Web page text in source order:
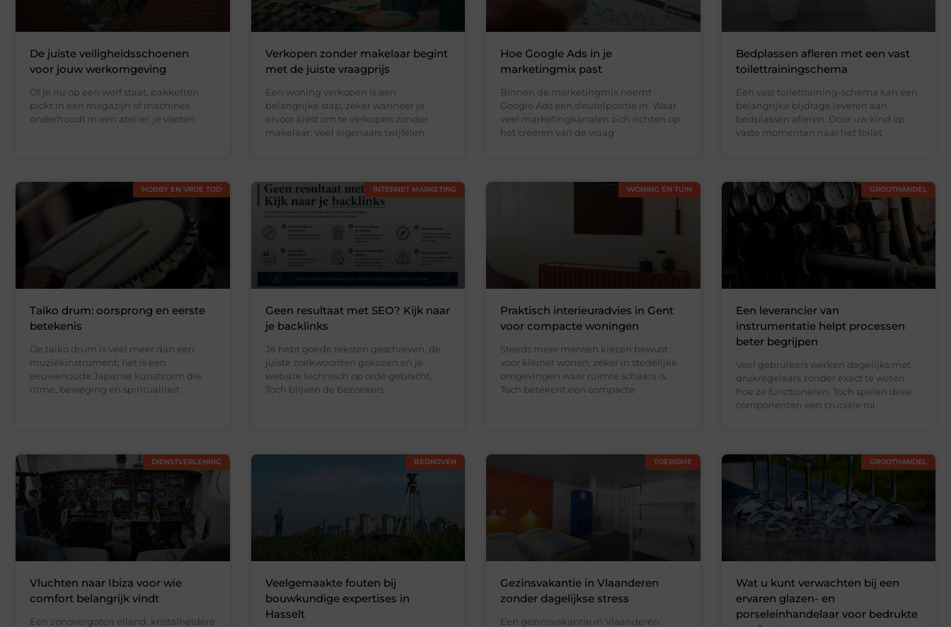
De juiste veiligheidsschoenen
voor jouw werkomgeving
Of je nu op een werf staat, pakketten
pickt in een magazijn of machines
onderhoudt in een atelier: je voeten
Verkopen zonder makelaar begint
met de juiste vraagprijs
Een woning verkopen is een
belangrijke stap, zeker wanneer je
ervoor kiest om te verkopen zonder
makelaar. Veel eigenaars twijfelen
Hoe Google Ads in je
marketingmix past
Binnen de marketingmix neemt
Google Ads een sleutelpositie in. Waar
veel marketingkanalen zich richten op
het creëren van de vraag
Bedplassen afleren met een vast
toilettrainingschema
Een vast toilettraining-schema kan een
belangrijke bijdrage leveren aan
bedplassen afleren. Door uw kind op
vaste momenten naar het toilet
HOBBY EN VRIJE TIJD
Taiko drum: oorsprong en eerste
betekenis
De taiko drum is veel meer dan een
muziekinstrument; het is een
eeuwenoude Japanse kunstvorm die
ritme, beweging en spiritualiteit
INTERNET MARKETING
Geen resultaat met SEO? Kijk naar
je backlinks
Je hebt goede teksten geschreven, de
juiste zoekwoorden gekozen en je
website technisch op orde gebracht.
Toch blijven de bezoekers
WONING EN TUIN
Praktisch interieuradvies in Gent
voor compacte woningen
Steeds meer mensen kiezen bewust
voor kleiner wonen, zeker in stedelijke
omgevingen waar ruimte schaars is.
Toch betekent een compacte
GROOTHANDEL
Een leverancier van
instrumentatie helpt processen
beter begrijpen
Veel gebruikers werken dagelijks met
drukregelaars zonder exact te weten
hoe ze functioneren. Toch spelen deze
componenten een cruciale rol
DIENSTVERLENING
Vluchten naar Ibiza voor wie
comfort belangrijk vindt
Een zonovergoten eiland, kristalheldere
BEDRIJVEN
Veelgemaakte fouten bij
bouwkundige expertises in
Hasselt
TOERISME
Gezinsvakantie in Vlaanderen
zonder dagelijkse stress
Een gezinsvakantie in Vlaanderen
GROOTHANDEL
Wat u kunt verwachten bij een
ervaren glazen- en
porseleinhandelaar voor bedrukte